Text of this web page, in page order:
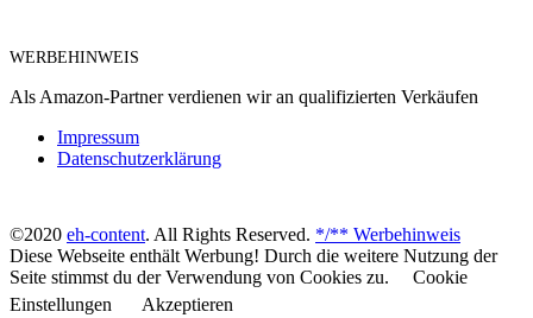
WERBEHINWEIS
Als Amazon-Partner verdienen wir an qualifizierten Verkäufen
Impressum
Datenschutzerklärung
©2020 eh-content. All Rights Reserved. */** Werbehinweis
Diese Webseite enthält Werbung! Durch die weitere Nutzung der
Seite stimmst du der Verwendung von Cookies zu.
Cookie
Einstellungen
Akzeptieren